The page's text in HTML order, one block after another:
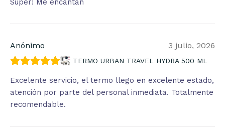
Súper! Me encantan
Anónimo 3 julio, 2026
TERMO URBAN TRAVEL HYDRA 500 ML
Excelente servicio, el termo llego en excelente estado,
atención por parte del personal inmediata. Totalmente
recomendable.